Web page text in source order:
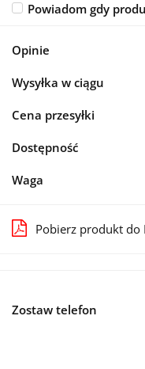
Powiadom gdy
Opinie
Wysyłka w ciągu
Cena przesyłki
Dostępność
Waga
Pobierz produkt do
Zostaw telefon